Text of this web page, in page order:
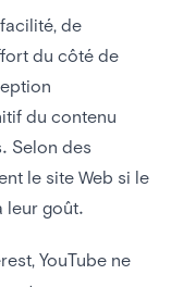
de
du côté de
du contenu
Selon des
le site Web si le
leur goût.
YouTube ne